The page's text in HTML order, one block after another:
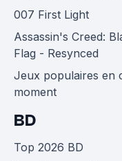
007 First Light
Assassin's Creed:
Flag - Resynced
Jeux populaires en
moment
BD
Top 2026 BD